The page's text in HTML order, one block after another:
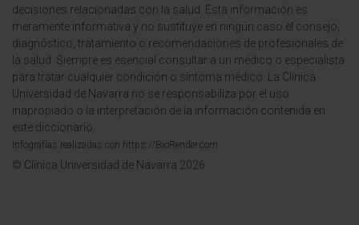
decisiones relacionadas con la salud. Esta información es
meramente informativa y no sustituye en ningún caso el consejo,
diagnóstico, tratamiento o recomendaciones de profesionales de
la salud. Siempre es esencial consultar a un médico o especialista
para tratar cualquier condición o síntoma médico. La Clínica
Universidad de Navarra no se responsabiliza por el uso
inapropiado o la interpretación de la información contenida en
este diccionario.
Infografías realizadas con https://BioRender.com
© Clínica Universidad de Navarra 2026